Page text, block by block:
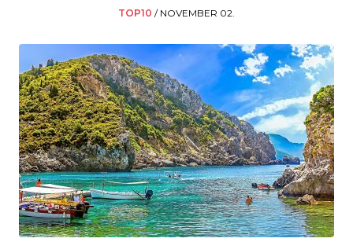
TOP10 / NOVEMBER 02.